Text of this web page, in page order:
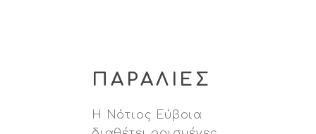
ΠΑΡΑΛΙΕΣ
Η Νότιος Εύβοια